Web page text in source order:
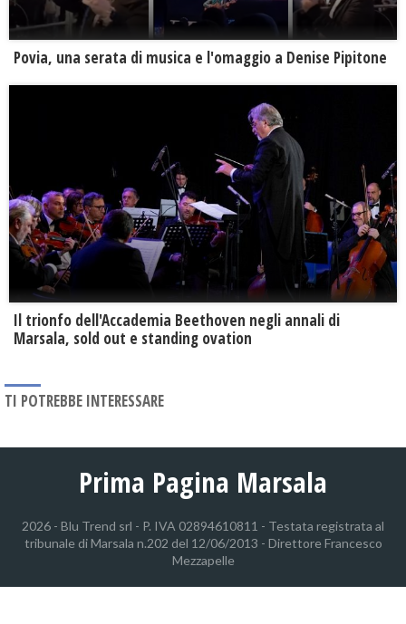
Povia, una serata di musica e l'omaggio a Denise Pipitone
Il trionfo dell'Accademia Beethoven negli annali di
Marsala, sold out e standing ovation
TI POTREBBE INTERESSARE
Prima Pagina Marsala
2026 - Blu Trend srl - P. IVA 02894610811 - Testata registrata al
tribunale di Marsala n.202 del 12/06/2013 - Direttore Francesco
Mezzapelle